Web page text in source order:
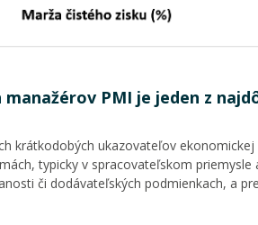
PMI je jeden z
krátkodobých ukazovateľov ekonomickej
typicky v spracovateľskom priemysle
či dodávateľských podmienkach, a